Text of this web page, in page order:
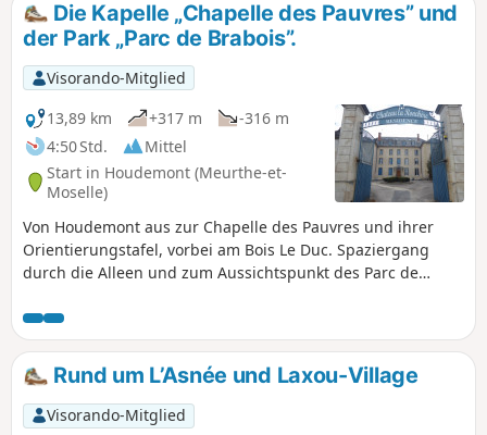
Die Kapelle „Chapelle des Pauvres” und
der Park „Parc de Brabois”.
Visorando-Mitglied
13,89 km
+317 m
-316 m
4:50 Std.
Mittel
Start in Houdemont (Meurthe-et-
Moselle)
Von Houdemont aus zur Chapelle des Pauvres und ihrer
Orientierungstafel, vorbei am Bois Le Duc. Spaziergang
durch die Alleen und zum Aussichtspunkt des Parc de
seiner Kapelle. Anschließend Rückkehr über die
Orientierungstafel oberhalb des Friedhofs, Abstieg in das
alte Dorf und Spaziergang durch die Gärten von
Vandœuvre-lès-Nancy. Rückkehr nach Houdemont über das
Schloss La Ronchère.
Rund um L’Asnée und Laxou-Village
Visorando-Mitglied